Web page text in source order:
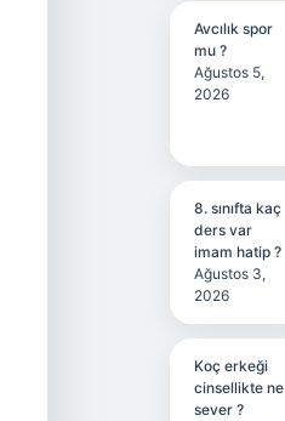
Avcılık spor
mu ?
Ağustos 5,
2026
8. sınıfta kaç
ders var
imam hatip ?
Ağustos 3,
2026
Koç erkeği
cinsellikte ne
sever ?